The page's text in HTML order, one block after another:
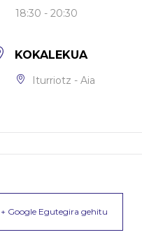
18:30 - 20:30
KOKALEKUA
Iturriotz - Aia
+ Google Egutegira gehitu